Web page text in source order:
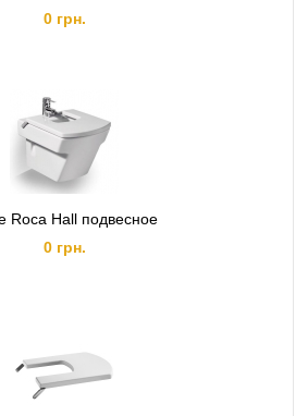
0 грн.
Roca Hall подвесное
0 грн.